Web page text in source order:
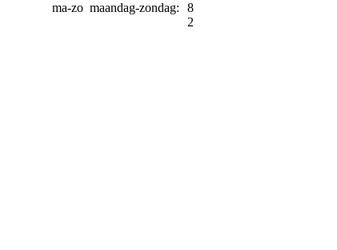
ma-zo maandag-zondag:
8:30-
21:00